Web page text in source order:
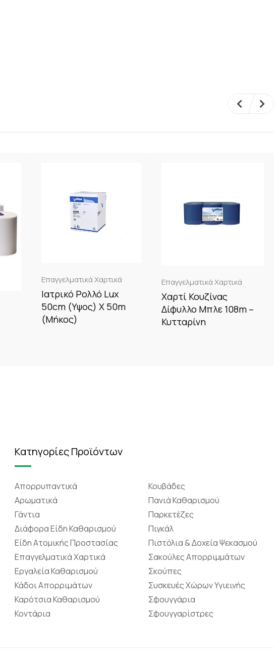
Επαγγελματικά Χαρτικά
Ιατρικό Ρολλό Lux
50cm (Yψος) X 50m
(Μήκος)
Επαγγελματικά Χαρτικά
Χαρτί Κουζίνας
Δίφυλλο Μπλε 108m –
Κυτταρίνη
Κατηγορίες Προϊόντων
Απορρυπαντικά
Αρωματικά
Γάντια
Διάφορα Είδη Καθαρισμού
Είδη Ατομικής Προστασίας
Επαγγελματικά Χαρτικά
Εργαλεία Καθαρισμού
Κάδοι Απορριμάτων
Καρότσια Καθαρισμού
Κοντάρια
Κουβάδες
Πανιά Καθαρισμού
Παρκετέζες
Πιγκάλ
Πιστόλια & Δοχεία Ψεκασμού
Σακούλες Απορριμμάτων
Σκούπες
Συσκευές Χώρων Υγιεινής
Σφουγγάρια
Σφουγγαρίστρες